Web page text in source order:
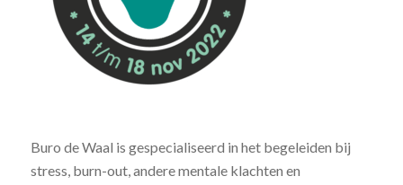
Buro de Waal is gespecialiseerd in het begeleiden bij
stress, burn-out, andere mentale klachten en